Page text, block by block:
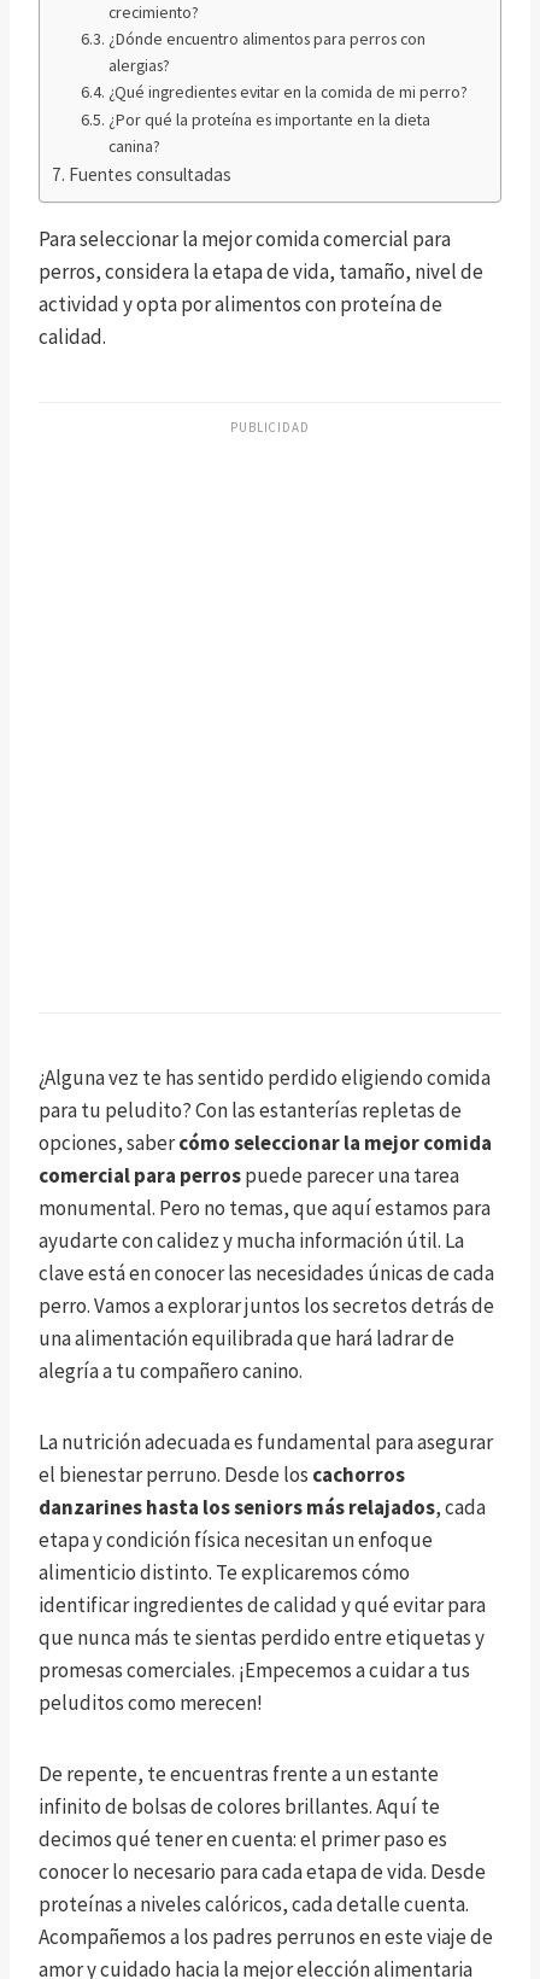
crecimiento?
¿Dónde encuentro alimentos para perros con
alergias?
¿Qué ingredientes evitar en la comida de mi perro?
¿Por qué la proteína es importante en la dieta
canina?
Fuentes consultadas
Para seleccionar la mejor comida comercial para
perros, considera la etapa de vida, tamaño, nivel de
actividad y opta por alimentos con proteína de
calidad.
PUBLICIDAD
¿Alguna vez te has sentido perdido eligiendo comida
para tu peludito? Con las estanterías repletas de
opciones, sabercómo seleccionar la mejor comida
comercial para perrospuede parecer una tarea
monumental. Pero no temas, que aquí estamos para
ayudarte con calidez y mucha información útil. La
clave está en conocer las necesidades únicas de cada
perro. Vamos a explorar juntos los secretos detrás de
una alimentación equilibrada que hará ladrar de
alegría a tu compañero canino.
La nutrición adecuada es fundamental para asegurar
el bienestar perruno. Desde los cachorros
danzarines hasta los seniors más relajados, cada
etapa y condición física necesitan un enfoque
alimenticio distinto. Te explicaremos cómo
identificar ingredientes de calidad y qué evitar para
que nunca más te sientas perdido entre etiquetas y
promesas comerciales. ¡Empecemos a cuidar a tus
peluditos como merecen!
De repente, te encuentras frente a un estante
infinito de bolsas de colores brillantes. Aquí te
decimos qué tener en cuenta: el primer paso es
conocer lo necesario para cada etapa de vida. Desde
proteínas a niveles calóricos, cada detalle cuenta.
Acompañemos a los padres perrunos en este viaje de
amor y cuidado hacia la mejor elección alimentaria